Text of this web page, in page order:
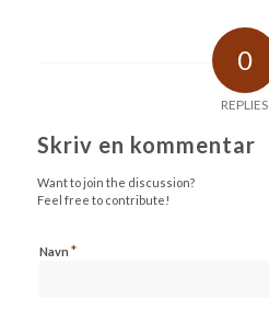
0
REPLIES
Skriv en kommentar
Want to join the discussion?
Feel free to contribute!
Navn *